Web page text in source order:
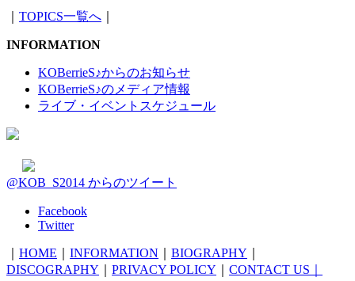
共
TOPICS一覧へ
INFORMATION
KOBerrieS♪からのお知らせ
KOBerrieS♪のメディア情報
ライブ・イベントスケジュール
@KOB_S2014 からのツイート
Facebook
Twitter
HOME INFORMATION BIOGRAPHY
DISCOGRAPHY
PRIVACY POLICY CONTACT US｜